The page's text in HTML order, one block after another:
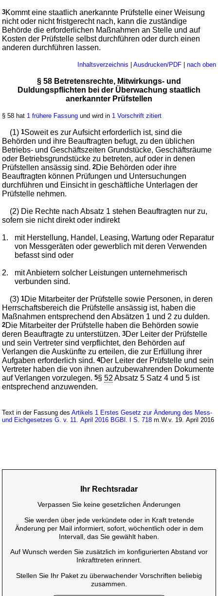
3Kommt eine staatlich anerkannte Prüfstelle einer Weisung
nicht oder nicht fristgerecht nach, kann die zuständige
Behörde die erforderlichen Maßnahmen an Stelle und auf
Kosten der Prüfstelle selbst durchführen oder durch einen
anderen durchführen lassen.
Inhaltsverzeichnis Ausdrucken/PDF| nach oben
§ 58 Betretensrechte, Mitwirkungs- und
Duldungspflichten bei der Überwachung staatlich
anerkannter Prüfstellen
§ 58 hat 1 frühere Fassung und wird in 1 Vorschrift zitiert
(1)1Soweit es zur Aufsicht erforderlich ist, sind die
Behörden und ihre Beauftragten befugt, zu den üblichen
Betriebs- und Geschäftszeiten Grundstücke, Geschäftsräume
oder Betriebsgrundstücke zu betreten, auf oder in denen
Prüfstellen ansässig sind.2Die Behörden oder ihre
Beauftragten können Prüfungen und Untersuchungen
durchführen und Einsicht in geschäftliche Unterlagen der
Prüfstelle nehmen.
(2) Die Rechte nach Absatz 1 stehen Beauftragten nur zu,
sofern sie nicht direkt oder indirekt
1.
mit Herstellung, Handel, Leasing, Wartung oder Reparatur
von Messgeräten oder gewerblich mit deren Verwenden
befasst sind oder
2.
mit Anbietern solcher Leistungen unternehmerisch
verbunden sind.
(3)1Die Mitarbeiter der Prüfstelle sowie Personen, in deren
Herrschaftsbereich die Prüfstelle ansässig ist, haben die
Maßnahmen entsprechend den Absätzen 1 und 2 zu dulden.
2Die Mitarbeiter der Prüfstelle haben die Behörden sowie
deren Beauftragte zu unterstützen.3Der Leiter der Prüfstelle
und sein Vertreter sind verpflichtet, den Behörden auf
Verlangen die Auskünfte zu erteilen, die zur Erfüllung ihrer
Aufgaben erforderlich sind.4Der Leiter der Prüfstelle und sein
Vertreter haben die von ihnen aufzubewahrenden Dokumente
auf Verlangen vorzulegen.5§52 Absatz 5 Satz 4 und 5 ist
entsprechend anzuwenden.
Text in der Fassung desArtikels 1 Erstes Gesetz zur Änderung des Mess-
und Eichgesetzes G. v. 11. April 2016 BGBl. I S. 718 m.W.v. 19. April 2016
Ihr Rechtsradar
Verpassen Sie keine gesetzlichen Änderungen
Sie werden über jede verkündete oder in Kraft tretende
Änderung per Mail informiert, sofort, wöchentlich oder in dem
Intervall, das Sie gewählt haben.
Auf Wunsch werden Sie zusätzlich im konfigurierten Abstand vor
Inkrafttreten erinnert.
Stellen Sie Ihr Paket zu überwachender Vorschriften beliebig
zusammen.